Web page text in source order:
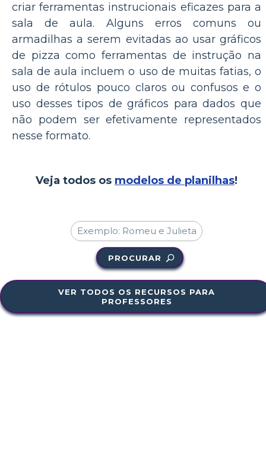
criar ferramentas instrucionais eficazes para a
sala de aula. Alguns erros comuns ou
armadilhas a serem evitadas ao usar gráficos
de pizza como ferramentas de instrução na
sala de aula incluem o uso de muitas fatias, o
uso de rótulos pouco claros ou confusos e o
uso desses tipos de gráficos para dados que
não podem ser efetivamente representados
nesse formato.
Veja todos os modelos de planilhas!
PROCURAR
VER TODOS OS RECURSOS PARA
PROFESSORES